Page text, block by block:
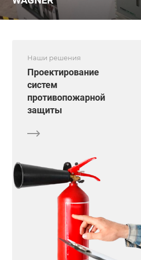
Наши решения
Проектирование
систем
противопожарной
защиты